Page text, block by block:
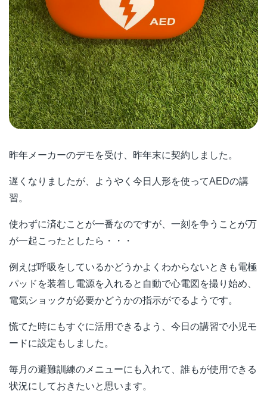
昨年メーカーのデモを受け、昨年末に契約しました。
遅くなりましたが、ようやく今日人形を使ってAEDの講
習。
使わずに済むことが一番なのですが、一刻を争うことが万
が一起こったとしたら・・・
例えば呼吸をしているかどうかよくわからないときも電極
パッドを装着し電源を入れると自動で心電図を撮り始め、
電気ショックが必要かどうかの指示がでるようです。
慌てた時にもすぐに活用できるよう、今日の講習で小児モ
ードに設定もしました。
毎月の避難訓練のメニューにも入れて、誰もが使用できる
状況にしておきたいと思います。